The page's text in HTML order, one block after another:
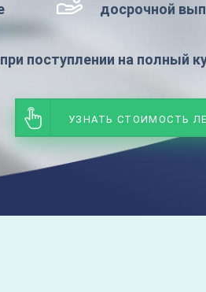
досрочной
поступлении на полный
УЗНАТЬ СТОИМОСТЬ